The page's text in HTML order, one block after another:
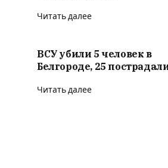
Читать далее
ВСУ убили 5 человек в
Белгороде, 25
Читать далее